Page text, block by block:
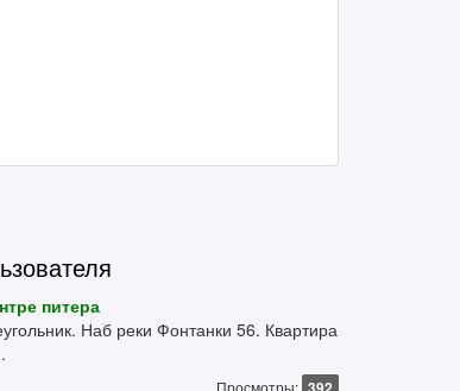
питера
Наб реки Фонтанки 56. Квартира
Просмотры: